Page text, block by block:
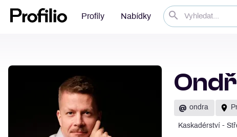
Profily Nabídky
@ ondra
Kaskadérství -